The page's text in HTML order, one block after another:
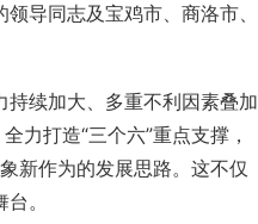
导同志及宝鸡市、商洛市、
续加大、多重不利因素叠加
力打造“三个六”重点支撑，
新作为的发展思路。这不仅
。